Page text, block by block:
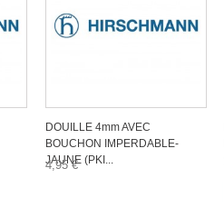
DOUILLE 4mm AVEC
BOUCHON IMPERDABLE-
JAUNE (PKI...
4,95 €